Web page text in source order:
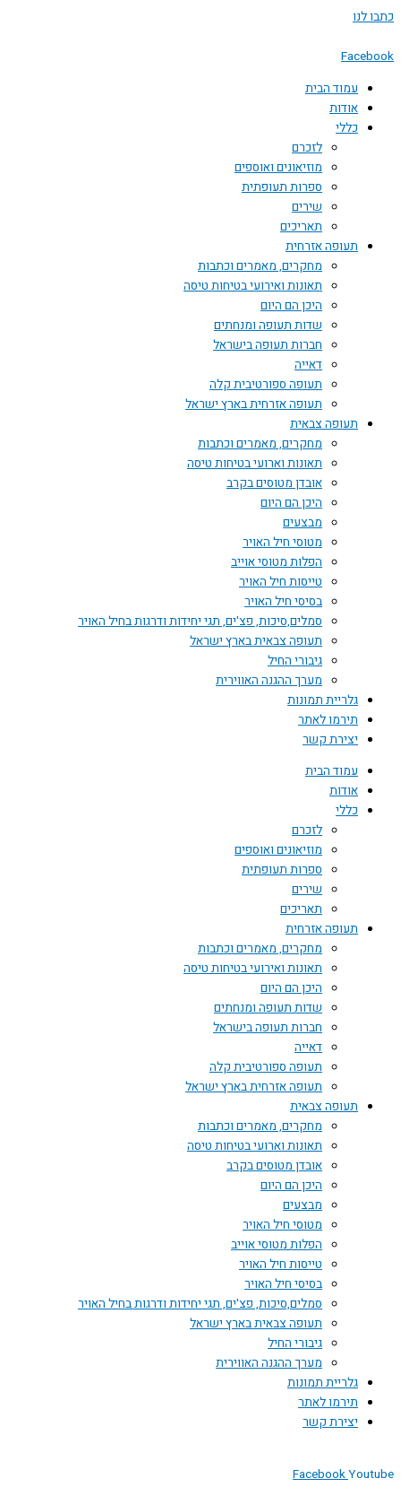
דילוג
כתבו לנו
Facebook
עמוד הבית
אודות
כללי
לזכרם
מוזיאונים ואוספים
ספרות תעופתית
שירים
תאריכים
תעופה אזרחית
מחקרים, מאמרים וכתבות
תאונות ואירועי בטיחות טיסה
היכן הם היום
שדות תעופה ומנחתים
חברות תעופה בישראל
דאייה
תעופה ספורטיבית קלה
תעופה אזרחית בארץ ישראל
תעופה צבאית
מחקרים, מאמרים וכתבות
תאונות וארועי בטיחות טיסה
אובדן מטוסים בקרב
היכן הם היום
מבצעים
מטוסי חיל האויר
הפלות מטוסי אוייב
טייסות חיל האויר
בסיסי חיל האויר
סמלים,סיכות, פצ'ים, תגי יחידות ודרגות בחיל האויר
תעופה צבאית בארץ ישראל
גיבורי החיל
מערך ההגנה האווירית
גלריית תמונות
תירמו לאתר
יצירת קשר
עמוד הבית
אודות
כללי
לזכרם
מוזיאונים ואוספים
ספרות תעופתית
שירים
תאריכים
תעופה אזרחית
מחקרים, מאמרים וכתבות
תאונות ואירועי בטיחות טיסה
היכן הם היום
שדות תעופה ומנחתים
חברות תעופה בישראל
דאייה
תעופה ספורטיבית קלה
תעופה אזרחית בארץ ישראל
תעופה צבאית
מחקרים, מאמרים וכתבות
תאונות וארועי בטיחות טיסה
אובדן מטוסים בקרב
היכן הם היום
מבצעים
מטוסי חיל האויר
הפלות מטוסי אוייב
טייסות חיל האויר
בסיסי חיל האויר
סמלים,סיכות, פצ'ים, תגי יחידות ודרגות בחיל האויר
תעופה צבאית בארץ ישראל
גיבורי החיל
מערך ההגנה האווירית
גלריית תמונות
תירמו לאתר
יצירת קשר
FacebookYoutube